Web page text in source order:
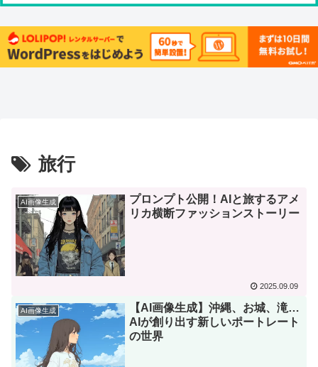
旅行
AI画像生成
プロンプト公開！AIと旅するアメ
リカ横断ファッションストーリー
2025.09.09
AI画像生成
​【AI画像生成】沖縄、お城、滝…
AIが創り出す新しいポートレート
の世界